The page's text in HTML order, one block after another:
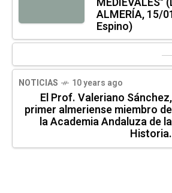
ALMERÍA, 15/
Espino)
NOTICIAS 10 years ago
El Prof. Valeriano Sánchez,
primer almeriense miembro de
la Academia Andaluza de la
Historia.